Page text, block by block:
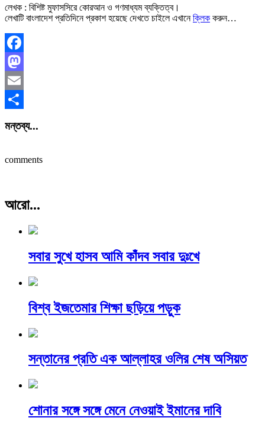
লেখক : বিশিষ্ট মুফাসসিরে কোরআন ও গণমাধ্যম ব্যক্তিত্ব।
লেখাটি বাংলাদেশ প্রতিদিনে প্রকাশ হয়েছে দেখতে চাইলে এখানেক্লিক করুন…
Facebook
Mastodon
Email
মন্তব্য...
comments
আরো...
সবার সুখে হাসব আমি কাঁদব সবার দুঃখে
বিশ্ব ইজতেমার শিক্ষা ছড়িয়ে পড়ুক
সন্তানের প্রতি এক আল্লাহর ওলির শেষ অসিয়ত
শোনার সঙ্গে সঙ্গে মেনে নেওয়াই ইমানের দাবি